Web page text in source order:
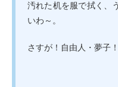
汚れた机を服で拭く、
いわ～。
さすが！自由人・夢子！